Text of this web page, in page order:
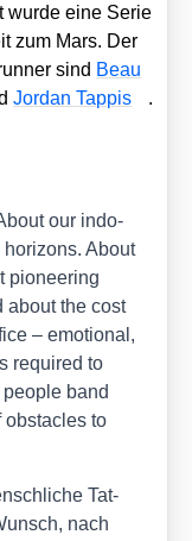
wur­de eine Serie
zum Mars. Der
sind Beau
Jor­dan Tap­pis .
our indo­
About
pio­nee­ring
about the cost
– emo­tio­nal,
requi­red to
band
obs­ta­cles to
Tat­
nach